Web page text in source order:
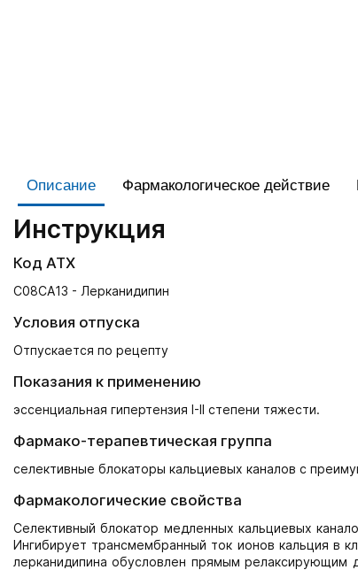
Описание Фармакологическое действие
Инструкция
Код АТХ
C08CA13 - Лерканидипин
Условия отпуска
Отпускается по рецепту
Показания к применению
эссенциальная гипертензия I-II степени тяжести.
Фармако-терапевтическая группа
селективные блокаторы кальциевых каналов с
Фармакологические свойства
Селективный блокатор медленных кальциевых
Ингибирует трансмембранный ток ионов кальция в
лерканидипина обусловлен прямым релаксирующим